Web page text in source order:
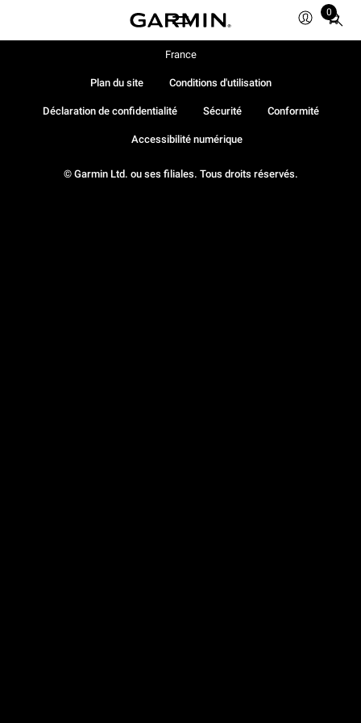
0
Total
© Garmin Ltd. ou ses filiales. Tous droits réservés.
Plan du site Conditions d'utilisation
Déclaration de confidentialité Sécurité Conformité
Accessibilité numérique
France